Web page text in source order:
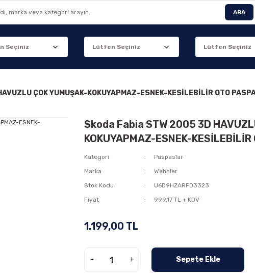
ARA
ÇOK YUMUŞAK-KOKUYAPMAZ-ESNEK-KESİLEBİLİR OTO
Skoda Fabia STW 2005 3D
KOKUYAPMAZ-ESNEK-KESİLEBİLİR
Kategori
Paspaslar
Marka
Wehhler
Stok Kodu
U6D9HZARFD3323
Fiyat
999,17 TL + KDV
1.199,00 TL
- + Sepete Ekle